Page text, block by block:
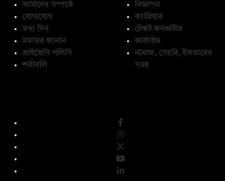
আমাদের সম্পর্কে
যোগাযোগ
তথ্য দিন
মতামত জানান
প্রাইভেসি পলিসি
শর্তাবলি
বিজ্ঞাপন
ক্যারিয়ার
টেক্সট কনভার্টার
আর্কাইভ
নামাজ, সেহরি, ইফতারের
সময়